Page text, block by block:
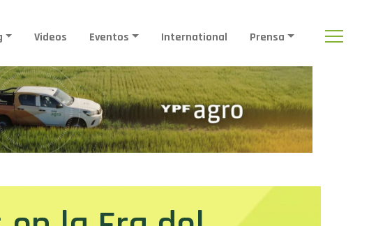
Videos Eventos International Prensa